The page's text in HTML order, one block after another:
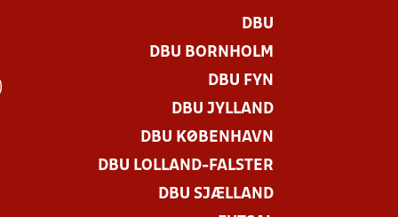
DBU
DBU BORNHOLM
DBU FYN
DBU JYLLAND
DBU KØBENHAVN
DBU LOLLAND-FALSTER
DBU SJÆLLAND